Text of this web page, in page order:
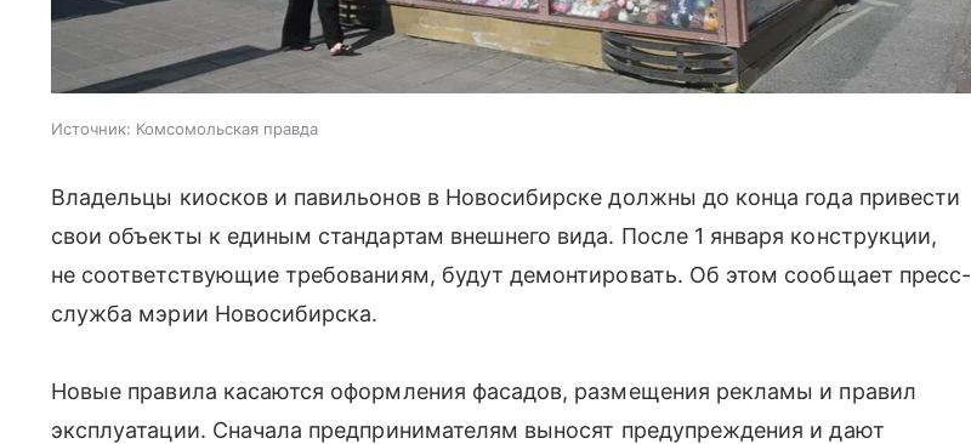
Источник: Комсомольская правда
Владельцы киосков и павильонов в Новосибирске должны до конца года привести
свои объекты к единым стандартам внешнего вида. После 1 января конструкции,
не соответствующие требованиям, будут демонтировать. Об этом сообщает пресс-
служба мэрии Новосибирска.
Новые правила касаются оформления фасадов, размещения рекламы и правил
эксплуатации. Сначала предпринимателям выносят предупреждения и дают